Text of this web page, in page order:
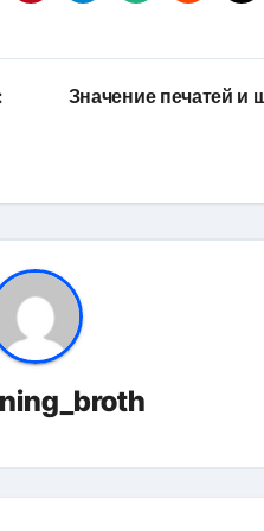
Значение печатей